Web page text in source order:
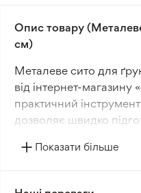
Опис товару
см)
Металеве сито для
від інтернет-
практичний
дозволяє швидко
земля легко
значно покращує
Показати більше